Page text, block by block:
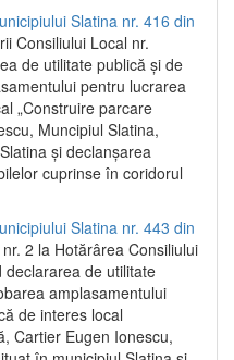
Slatina nr. 416 din
Consiliului Local nr.
de utilitate publică și de
pentru lucrarea
„Construire parcare
Muncipiul Slatina,
și declanșarea
cuprinse în coridorul
Slatina nr. 443 din
2 la Hotărârea Consiliului
declararea de utilitate
amplasamentului
de interes local
Cartier Eugen Ionescu,